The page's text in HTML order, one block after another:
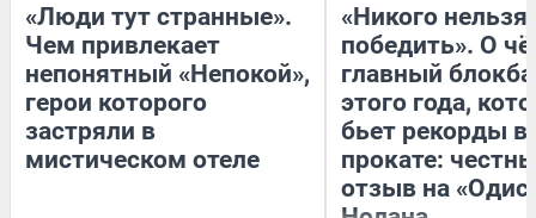
«Люди тут странные».
Чем привлекает
непонятный «Непокой»,
герои которого
застряли в
мистическом отеле
«Никого нельзя
победить». О
главный
этого года,
бьет рекорды в
прокате:
отзыв на